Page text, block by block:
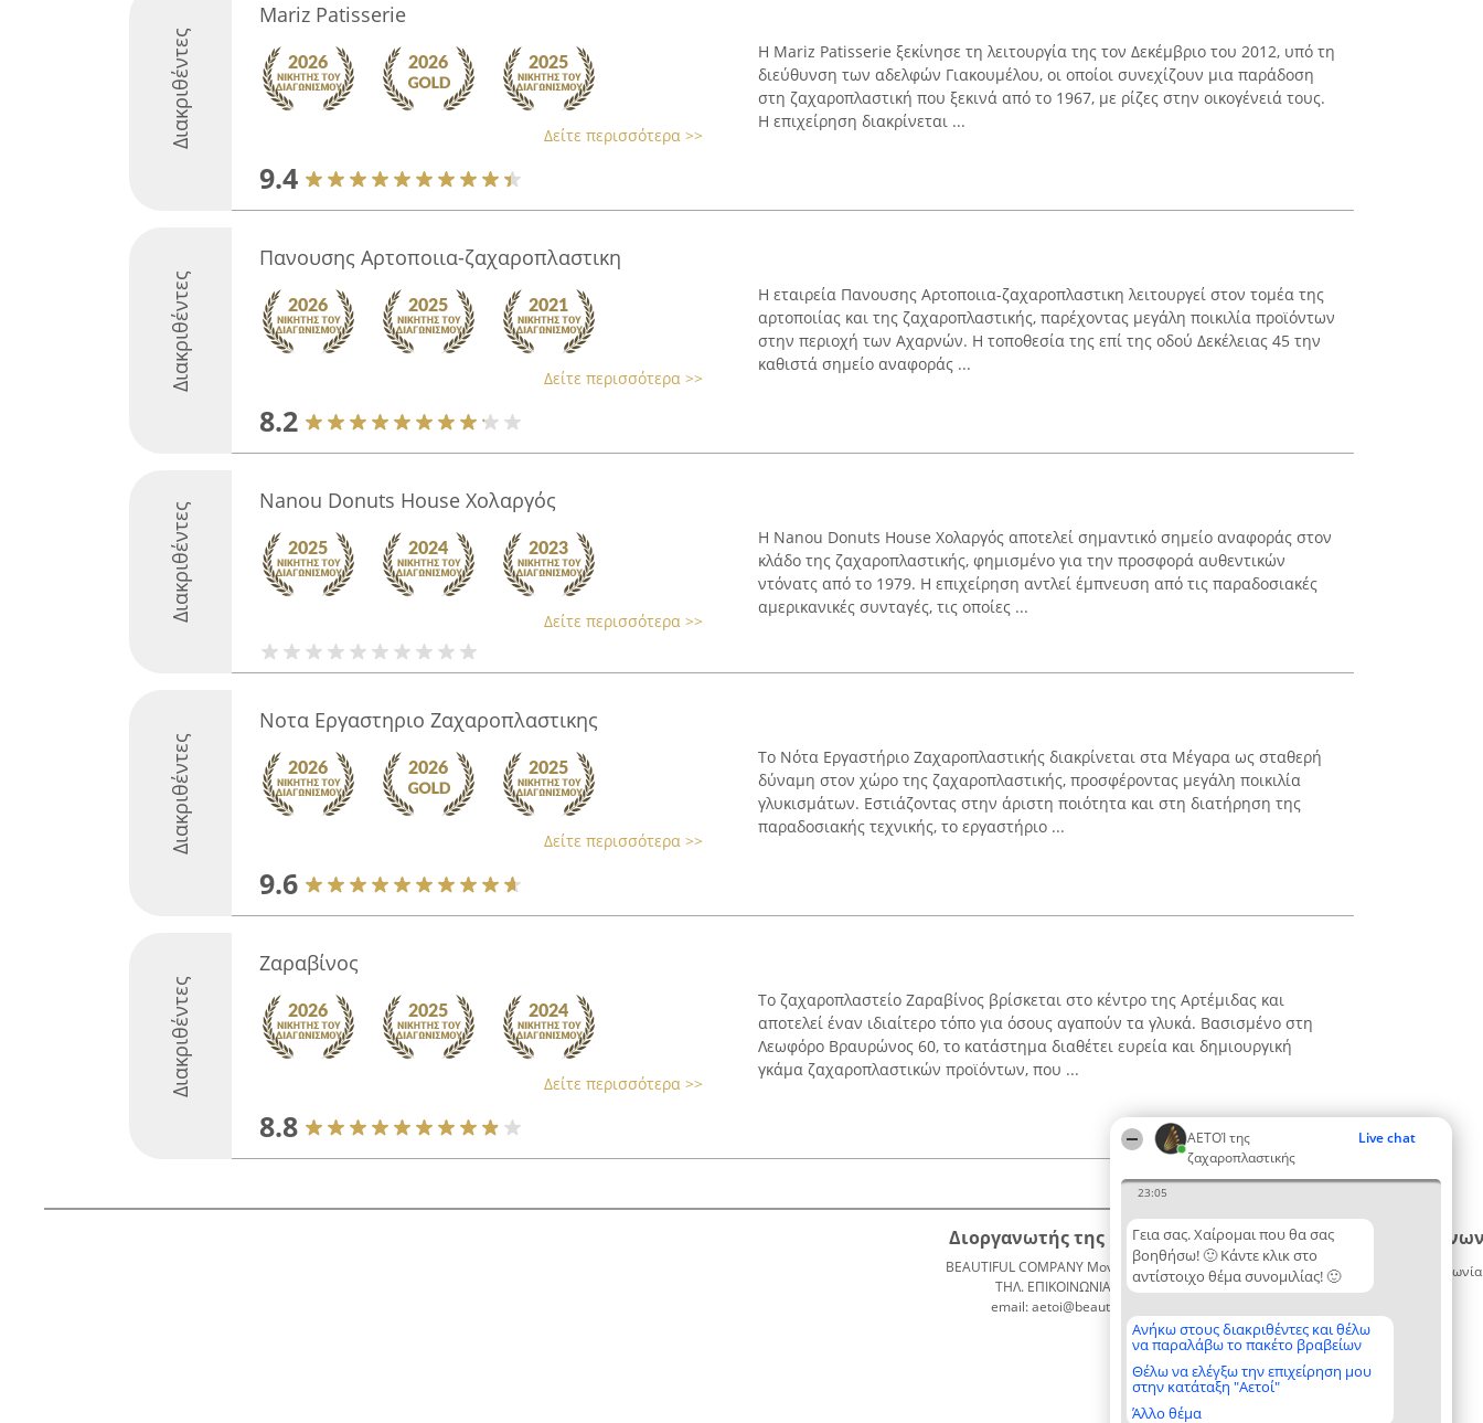
ΑΕΤΟΊ της
ζαχαροπλαστικής
Live chat
23:05
Γεια σας. Χαίρομαι που θα σας
βοηθήσω! 🙂 Κάντε κλικ στο
αντίστοιχο θέμα συνομιλίας! 🙂
Ανήκω στους διακριθέντες και θέλω
να παραλάβω το πακέτο βραβείων
Θέλω να ελέγξω την επιχείρηση μου
στην κατάταξη "Αετοί"
Άλλο θέμα
Διακριθέντες
Mariz Patisserie
Δείτε περισσότερα >>
9.4
Η Mariz Patisserie ξεκίνησε τη λειτουργία της τον Δεκέμβριο του 2012, υπό τη
διεύθυνση των αδελφών Γιακουμέλου, οι οποίοι συνεχίζουν μια παράδοση
στη ζαχαροπλαστική που ξεκινά από το 1967, με ρίζες στην οικογένειά τους.
Η επιχείρηση διακρίνεται ...
Διακριθέντες
Πανουσης Αρτοποιια-ζαχαροπλαστικη
Δείτε περισσότερα >>
8.2
Η εταιρεία Πανουσης Αρτοποιια-ζαχαροπλαστικη λειτουργεί στον τομέα της
αρτοποιίας και της ζαχαροπλαστικής, παρέχοντας μεγάλη ποικιλία προϊόντων
στην περιοχή των Αχαρνών. Η τοποθεσία της επί της οδού Δεκέλειας 45 την
καθιστά σημείο αναφοράς ...
Διακριθέντες
Nanou Donuts House Χολαργός
Δείτε περισσότερα >>
Η Nanou Donuts House Χολαργός αποτελεί σημαντικό σημείο αναφοράς στον
κλάδο της ζαχαροπλαστικής, φημισμένο για την προσφορά αυθεντικών
ντόνατς από το 1979. Η επιχείρηση αντλεί έμπνευση από τις παραδοσιακές
αμερικανικές συνταγές, τις οποίες ...
Διακριθέντες
Νοτα Εργαστηριο Ζαχαροπλαστικης
Δείτε περισσότερα >>
9.6
Το Νότα Εργαστήριο Ζαχαροπλαστικής διακρίνεται στα Μέγαρα ως σταθερή
δύναμη στον χώρο της ζαχαροπλαστικής, προσφέροντας μεγάλη ποικιλία
γλυκισμάτων. Εστιάζοντας στην άριστη ποιότητα και στη διατήρηση της
παραδοσιακής τεχνικής, το εργαστήριο ...
Διακριθέντες
Ζαραβίνος
Δείτε περισσότερα >>
8.8
Το ζαχαροπλαστείο Ζαραβίνος βρίσκεται στο κέντρο της Αρτέμιδας και
αποτελεί έναν ιδιαίτερο τόπο για όσους αγαπούν τα γλυκά. Βασισμένο στη
Λεωφόρο Βραυρώνος 60, το κατάστημα διαθέτει ευρεία και δημιουργική
γκάμα ζαχαροπλαστικών προϊόντων, που ...
Διοργανωτής της κατάταξης
BEAUTIFUL COMPANY Μονοπρόσωπη ΙΚΕ
ΤΗΛ. ΕΠΙΚΟΙΝΩΝΙΑΣ: 2104128019
email: aetoi@beautifulcompany.co
Κατάταξη
Διακριθέντες
Λίστα
διακριθέντων
Μεθοδολογία
Όροι &
προϋποθέσεις
Επικοινωνία